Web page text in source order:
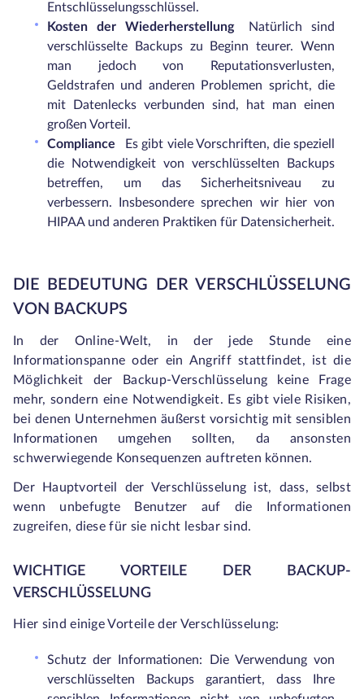
Entschlüsselungsschlüssel.
Kosten der Wiederherstellung
Natürlich sind
verschlüsselte Backups zu Beginn teurer. Wenn
man jedoch von Reputationsverlusten,
Geldstrafen und anderen Problemen spricht, die
mit Datenlecks verbunden sind, hat man einen
großen Vorteil.
Compliance
Es gibt viele Vorschriften, die speziell
die Notwendigkeit von verschlüsselten Backups
betreffen, um das Sicherheitsniveau zu
verbessern. Insbesondere sprechen wir hier von
HIPAA und anderen Praktiken für Datensicherheit.
DIE BEDEUTUNG DER VERSCHLÜSSELUNG
VON BACKUPS
In der Online-Welt, in der jede Stunde eine
Informationspanne oder ein Angriff stattfindet, ist die
Möglichkeit der Backup-Verschlüsselung keine Frage
mehr, sondern eine Notwendigkeit. Es gibt viele Risiken,
bei denen Unternehmen äußerst vorsichtig mit sensiblen
Informationen umgehen sollten, da ansonsten
schwerwiegende Konsequenzen auftreten können.
Der Hauptvorteil der Verschlüsselung ist, dass, selbst
wenn unbefugte Benutzer auf die Informationen
zugreifen, diese für sie nicht lesbar sind.
WICHTIGE VORTEILE DER BACKUP-
VERSCHLÜSSELUNG
Hier sind einige Vorteile der Verschlüsselung:
Schutz der Informationen: Die Verwendung von
verschlüsselten Backups garantiert, dass Ihre